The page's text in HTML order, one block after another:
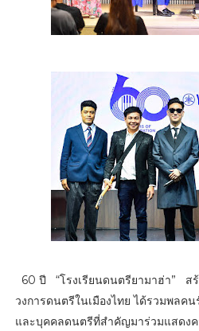
60 ปี “โรงเรียนดนตรียามาฮ่า” ส
วงการดนตรีในเมืองไทย ได้รวมพลค
และบุคคลดนตรีที่สำคัญมาร่วมแสดง